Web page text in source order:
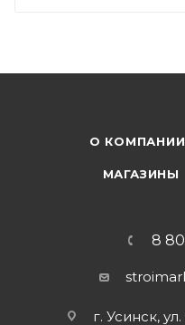
О КОМПАНИИ
МАГАЗИНЫ
8
г. Усинск,